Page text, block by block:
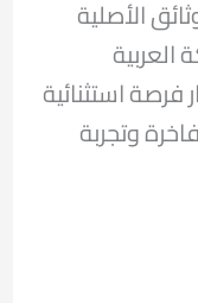
الأصلية
فرصة استثنائية
وتجربة